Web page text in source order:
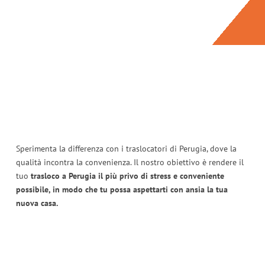
Sperimenta la differenza con i traslocatori di Perugia, dove la
qualità incontra la convenienza. Il nostro obiettivo è rendere il
tuo trasloco a Perugia il più privo di stress e conveniente
possibile, in modo che tu possa aspettarti con ansia la tua
nuova casa.